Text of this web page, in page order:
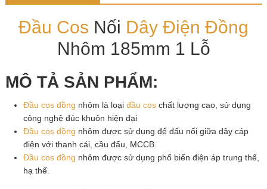
Đầu Cos Nối Dây Điện Đồng
Nhôm 185mm 1 Lỗ
MÔ TẢ SẢN PHẨM:
Đầu cos đồng nhôm là loại đầu coschất lượng cao, sử dụng
công nghệ đúc khuôn hiện đại
Đầu cos đồng nhôm được sử dụng để đấu nối giữa dây cáp
điện với thanh cái, cầu đấu, MCCB.
Đầu cos đồng nhôm được sử dụng phổ biến điện áp trung thế,
hạ thế.